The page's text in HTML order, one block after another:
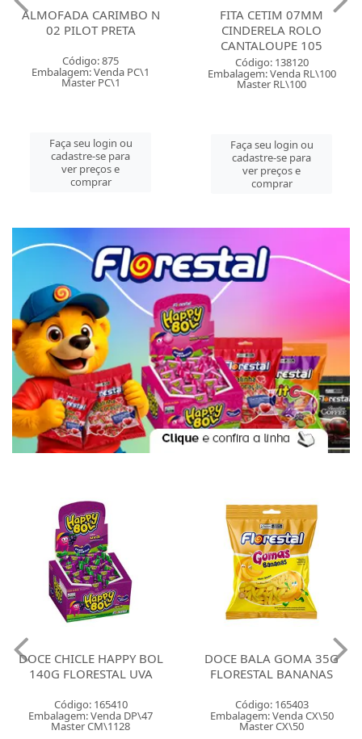
ALMOFADA CARIMBO N
02 PILOT PRETA
Código: 875
Embalagem: Venda PC\1
Master PC\1
Faça seu login ou
cadastre-se para
ver preços e
comprar
FITA CETIM 07MM
CINDERELA ROLO
CANTALOUPE 105
Código: 138120
Embalagem: Venda RL\100
Master RL\100
Faça seu login ou
cadastre-se para
ver preços e
comprar
DOCE CHICLE HAPPY BOL
140G FLORESTAL UVA
Código: 165410
Embalagem: Venda DP\47
Master CM\1128
DOCE BALA GOMA 35G
FLORESTAL BANANAS
Código: 165403
Embalagem: Venda CX\50
Master CX\50